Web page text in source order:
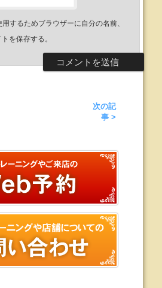
するためブラウザーに自分の名前、
を保存する。
次の記
事 >